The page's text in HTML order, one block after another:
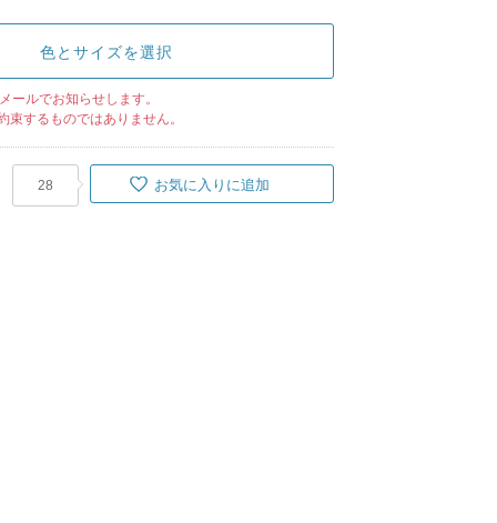
色とサイズを選択
ールでお知らせします。
するものではありません。
28 お気に入りに追加